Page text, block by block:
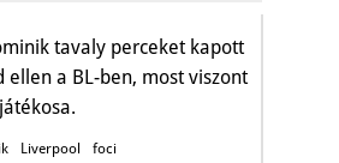
tavaly perceket kapott
ellen a BL-ben, most viszont
Liverpool foci